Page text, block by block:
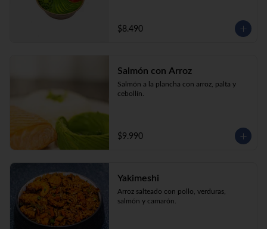
$8.490
Salmón con Arroz
Salmón a la plancha con arroz, palta y
cebollín.
$9.990
Yakimeshi
Arroz salteado con pollo, verduras,
salmón y camarón.